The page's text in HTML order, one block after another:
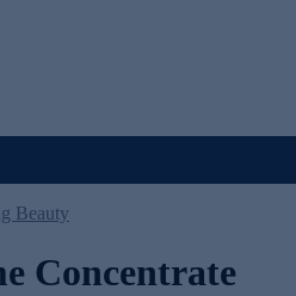
Beauty
Concentrate